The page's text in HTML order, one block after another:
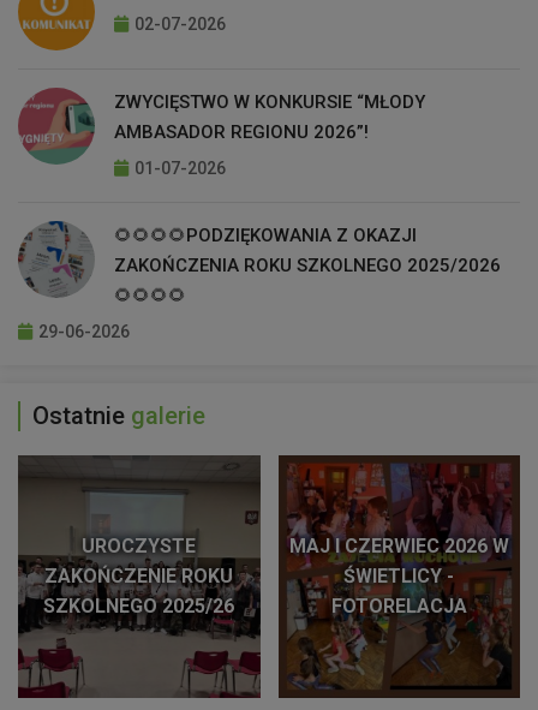
02-07-2026
ZWYCIĘSTWO W KONKURSIE “MŁODY
AMBASADOR REGIONU 2026”!
01-07-2026
🌻🌻🌻🌻PODZIĘKOWANIA Z OKAZJI
ZAKOŃCZENIA ROKU SZKOLNEGO 2025/2026
🌻🌻🌻🌻
29-06-2026
Ostatnie galerie
UROCZYSTE
ZAKOŃCZENIE ROKU
SZKOLNEGO 2025/26
MAJ I CZERWIEC 2026 W
ŚWIETLICY -
FOTORELACJA